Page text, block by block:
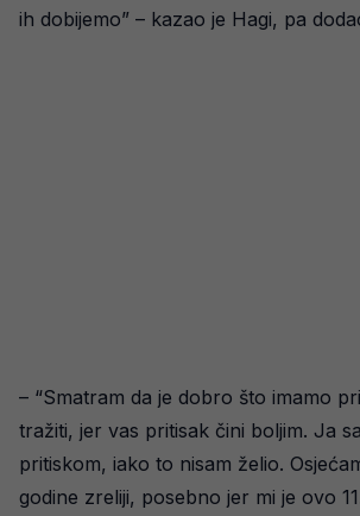
ih dobijemo” – kazao je Hagi, pa
– “Smatram da je dobro što imamo
tražiti, jer vas pritisak čini boljim. Ja
pritiskom, iako to nisam želio.
godine zreliji, posebno jer mi je ovo